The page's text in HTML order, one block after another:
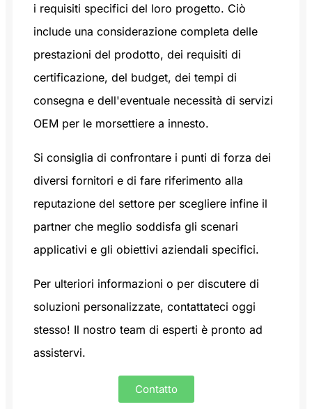
i requisiti specifici del loro progetto. Ciò
include una considerazione completa delle
prestazioni del prodotto, dei requisiti di
certificazione, del budget, dei tempi di
consegna e dell'eventuale necessità di servizi
OEM per le morsettiere a innesto.
Si consiglia di confrontare i punti di forza dei
diversi fornitori e di fare riferimento alla
reputazione del settore per scegliere infine il
partner che meglio soddisfa gli scenari
applicativi e gli obiettivi aziendali specifici.
Per ulteriori informazioni o per discutere di
soluzioni personalizzate, contattateci oggi
stesso! Il nostro team di esperti è pronto ad
assistervi.
Contatto